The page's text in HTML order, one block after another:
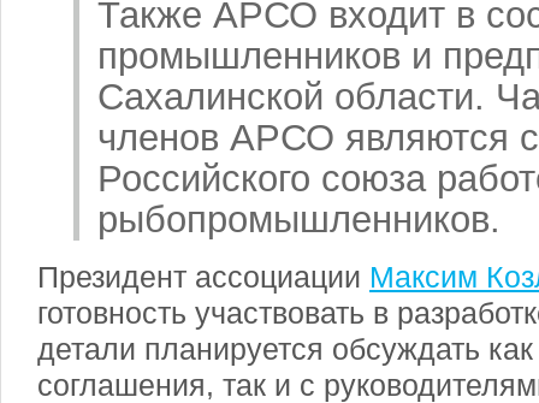
Также АРСО входит в
промышленников и
Сахалинской области.
членов АРСО являются
Российского союза
рыбопромышленников.
Президент ассоциации Максим
готовность участвовать в
детали планируется обсуждать
соглашения, так и с